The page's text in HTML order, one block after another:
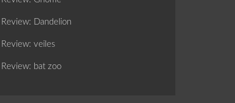
Review: Dandelion
Review: veiles
Review: bat zoo